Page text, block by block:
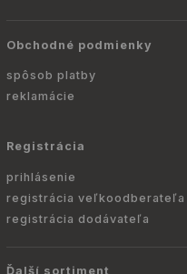
Obchodné podmienky
spôsob platby
reklamácie
Registrácia
prihlásenie
registrácia veľkoodberateľa
registrácia dodávateľa
Ďalší sortiment